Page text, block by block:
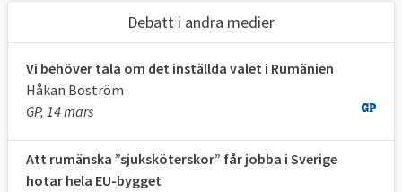
Debatt i andra medier
Vi behöver tala om det inställda valet i Rumänien
Håkan Boström
GP, 14 mars
Att rumänska ”sjuksköterskor” får jobba i Sverige
hotar hela EU-bygget